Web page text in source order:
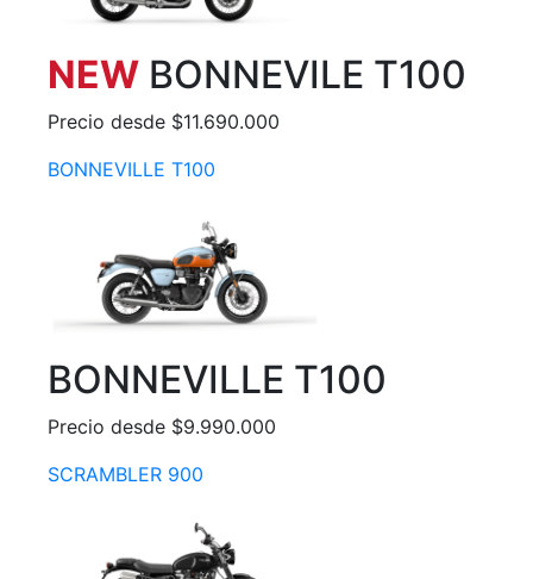
NEW BONNEVILE T100
Precio desde $11.690.000
BONNEVILLE T100
BONNEVILLE T100
Precio desde $9.990.000
SCRAMBLER 900